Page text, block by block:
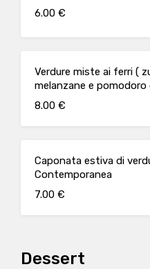
6.00 €
Verdure miste ai ferri (
melanzane e
8.00 €
Caponata estiva di
Contemporanea
7.00 €
Dessert